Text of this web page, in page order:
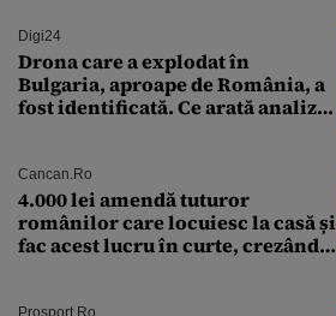
Digi24
Drona care a explodat în
Bulgaria, aproape de România, a
fost identificată. Ce arată analiza
Cancan.ro
4.000 lei amendă tuturor
românilor care locuiesc la casă și
fac acest lucru în curte, crezând
Prosport.ro